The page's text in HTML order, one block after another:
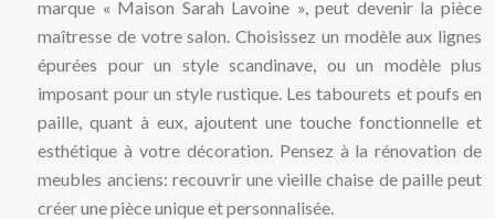
marque « Maison Sarah Lavoine », peut devenir la pièce
maîtresse de votre salon. Choisissez un modèle aux lignes
épurées pour un style scandinave, ou un modèle plus
imposant pour un style rustique. Les tabourets et poufs en
paille, quant à eux, ajoutent une touche fonctionnelle et
esthétique à votre décoration. Pensez à la rénovation de
meubles anciens: recouvrir une vieille chaise de paille peut
créer une pièce unique et personnalisée.